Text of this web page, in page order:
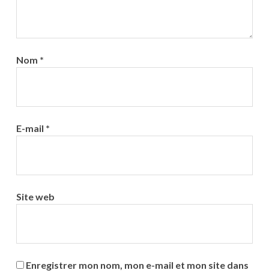
Nom *
E-mail *
Site web
Enregistrer mon nom, mon e-mail et mon site dans